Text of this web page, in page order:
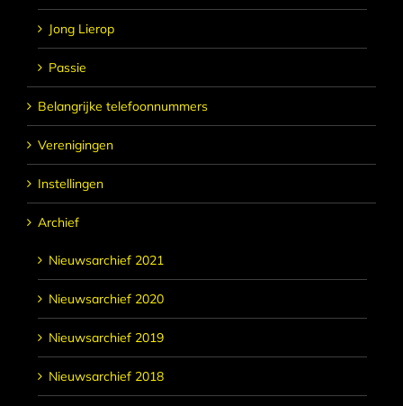
Jong Lierop
Passie
Belangrijke telefoonnummers
Verenigingen
Instellingen
Archief
Nieuwsarchief 2021
Nieuwsarchief 2020
Nieuwsarchief 2019
Nieuwsarchief 2018